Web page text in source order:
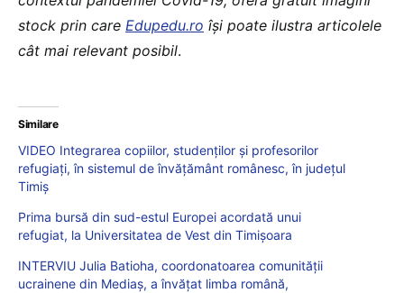
stock prin care Edupedu.ro îşi poate ilustra articolele
cât mai relevant posibil.
Similare
VIDEO Integrarea copiilor, studenților și profesorilor
refugiați, în sistemul de învățământ românesc, în județul
Timiș
Prima bursă din sud-estul Europei acordată unui
refugiat, la Universitatea de Vest din Timișoara
INTERVIU Julia Batioha, coordonatoarea comunității
ucrainene din Mediaș, a învățat limba română,